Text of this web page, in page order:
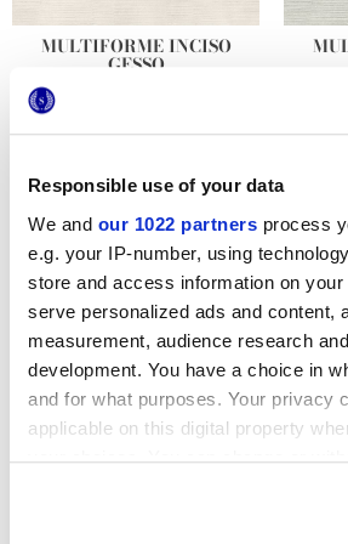
Responsible use of your data
We and our 1022 partners process
e.g. your IP-number, using
store and access information on
serve personalized ads and content,
measurement, audience research
development. You have a choice in
and for what purposes. Your privacy
applicable on this digital property
your choices. You can change or
MULTIFORME INCISO
GESSO
MULTIFORME INCISO
ARTICO
MULTIFORME BOUQUET